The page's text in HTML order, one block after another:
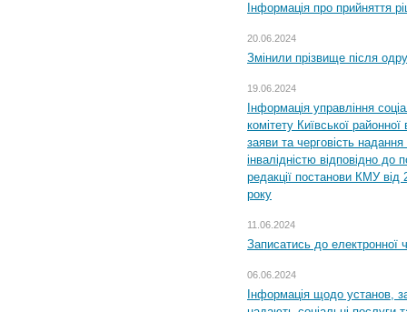
Інформація про прийняття
20.06.2024
Змінили прізвище після
19.06.2024
Інформація управління
комітету Київської
заяви та черговість надання
інвалідністю відповідно
редакції постанови КМУ
року
11.06.2024
Записатись до електронної
06.06.2024
Інформація щодо установ,